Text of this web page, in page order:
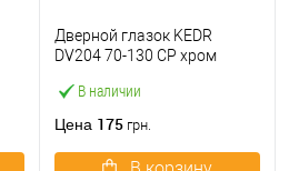
В наличии
Дверной глазок KEDR
DV204 70-130 СP хром
Цена 175 грн.